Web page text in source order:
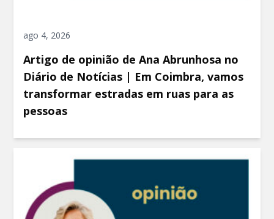
ago 4, 2026
Artigo de opinião de Ana Abrunhosa no
Diário de Notícias | Em Coimbra, vamos
transformar estradas em ruas para as
pessoas